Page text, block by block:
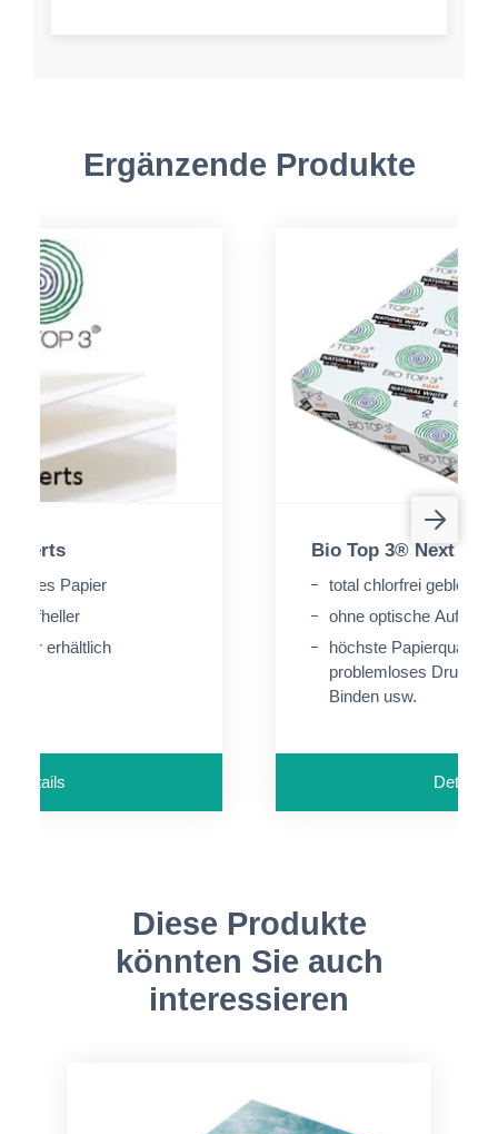
Ergänzende Produkte
Papier
Aufheller
erhältlich
Details
Bio Top 3® Next
total chlorfrei gebleicht
ohne optische Aufheller
höchste Papierqualität
problemloses
Binden usw.
Details
Diese Produkte
könnten Sie auch
interessieren